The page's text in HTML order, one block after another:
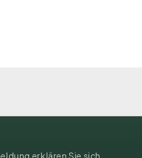
erklären Sie sich